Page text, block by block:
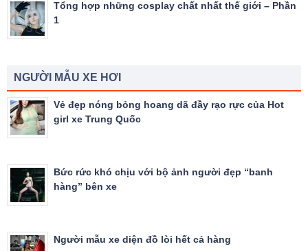
Tổng hợp những cosplay chất nhất thế giới – Phần
1
NGƯỜI MẪU XE HƠI
Vẻ đẹp nóng bỏng hoang dã đầy rạo rực của Hot
girl xe Trung Quốc
Bức rức khó chịu với bộ ảnh người đẹp “banh
hàng” bên xe
Người mẫu xe diện đồ lòi hết cả hàng